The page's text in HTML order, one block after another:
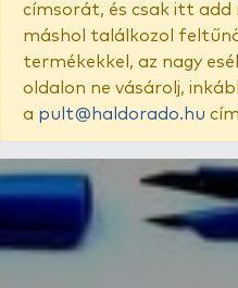
címsorát, és csak itt add
máshol találkozol
termékekkel, az nagy
oldalon ne vásárolj,
a pult@haldorado.hu